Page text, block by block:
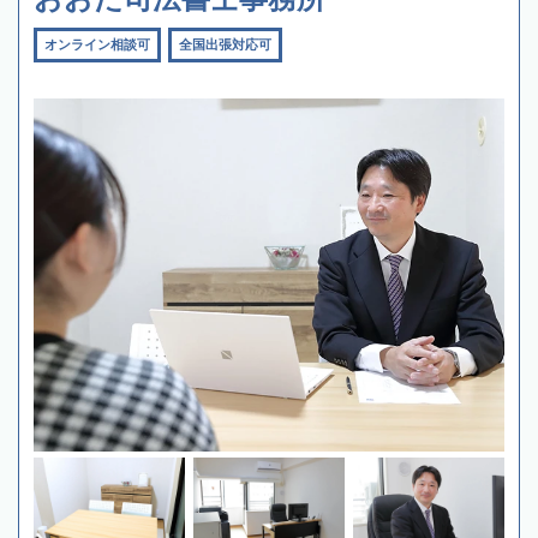
オンライン相談可 全国出張対応可